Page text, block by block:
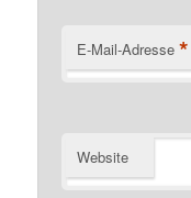
E-Mail-Adresse *
Website